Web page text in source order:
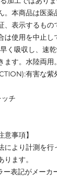
。本商品は医薬
、表示するも
は使用を中止し
く吸収し、速
す。水陸両用。
有害な紫
チ
意事項】
より計測を行
ます。
表記がメーカ